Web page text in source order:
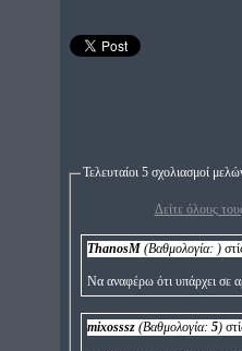
Τελευταίοι 5 σχολιασμοί
Δείτε όλους
ThanosM (Βαθμολογία: )
Να αναφέρω ότι υπάρχει σε
mixosssz (Βαθμολογία: 5)